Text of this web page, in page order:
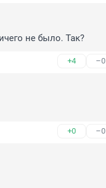
не было. Так?
+4 –0
+0 –0